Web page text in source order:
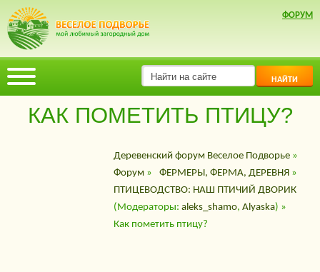
ФОРУМ
НАЙТИ
КАК ПОМЕТИТЬ ПТИЦУ?
Деревенский форум Веселое Подворье»
Форум » ФЕРМЕРЫ, ФЕРМА, ДЕРЕВНЯ »
ПТИЦЕВОДСТВО: НАШ ПТИЧИЙ ДВОРИК
(Модераторы: aleks_shamo, Alyaska) »
Как пометить птицу?